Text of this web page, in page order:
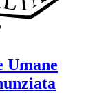
Umane